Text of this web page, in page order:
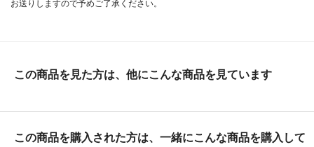
お送りしますので予めご了承ください。
この商品を見た方は、他にこんな商品を見ています
この商品を購入された方は、一緒にこんな商品を購入して